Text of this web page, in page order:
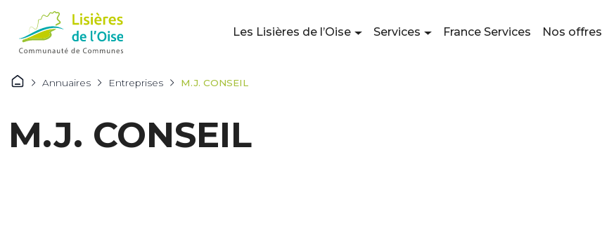
Les Lisières de l’Oise Services France Services Nos
Annuaires Entreprises M.J. CONSEIL
M.J. CONSEIL